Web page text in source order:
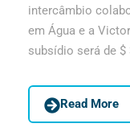
intercâmbio
em Água e a
subsídio será de $
Read More